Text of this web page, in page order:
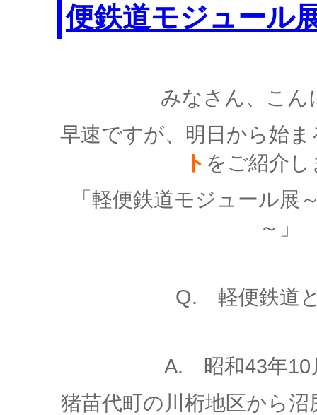
便鉄道モジュール
みなさん、こ
早速ですが、明日から始ま
ト をご紹介
「軽便鉄道モジュール展
～」
Q. 軽便鉄道
A. 昭和43年10
猪苗代町の川桁地区から